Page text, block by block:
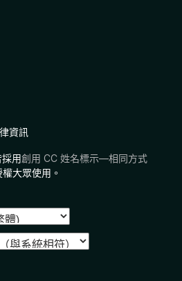
資訊
用創用 CC 姓名標示—相同方式
大眾使用。